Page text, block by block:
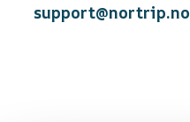
support@nortrip.no